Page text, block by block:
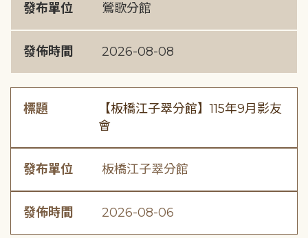
發布單位 鶯歌分館
發佈時間 2026-08-08
標題
【板橋江子翠分館】115年9月影友
會
發布單位 板橋江子翠分館
發佈時間 2026-08-06